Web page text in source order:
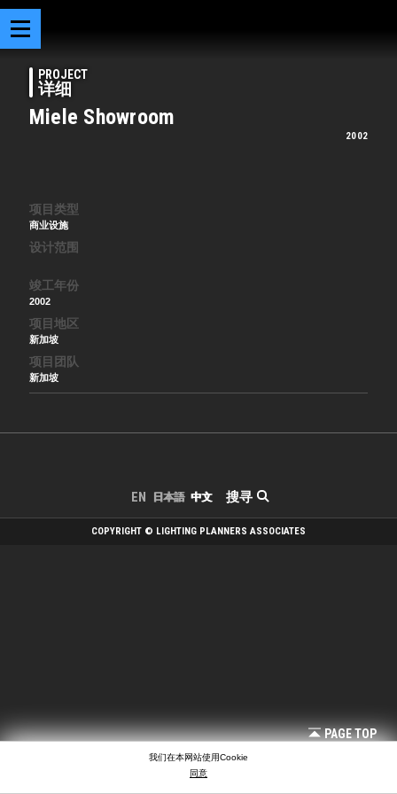
PROJECT
详细
Miele Showroom
2002
项目类型
商业设施
设计范围
竣工年份
2002
项目地区
新加坡
项目团队
新加坡
搜寻
EN 日本語 中文
PAGE TOP
COPYRIGHT © LIGHTING PLANNERS ASSOCIATES
我们在本网站使用Cookie
同意